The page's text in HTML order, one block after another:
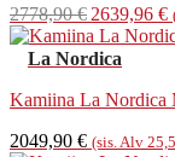
2778,90€
hinta
oli:
2639,96 €
La Nordica
Kamiina La Nordica
2049,90 € (sis. Alv